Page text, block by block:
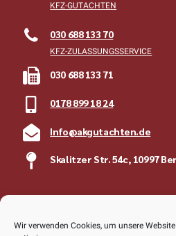
Wir verwenden Cookies, um unsere
KFZ-GUTACHTEN
030 688 133 70
KFZ-ZULASSUNGSSERVICE
030 688 133 71
0178 899 18 24
Info@akgutachten.de
Skalitzer Str. 54c, 10997